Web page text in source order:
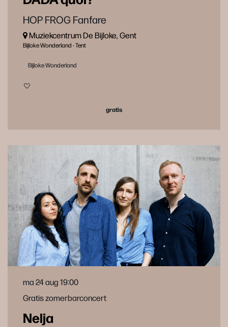
HOP FROG Fanfare
Muziekcentrum De Bijloke, Gent
Bijloke Wonderland - Tent
Bijloke Wonderland
gratis
Nelja
Gratis zomerbarconcert
ma 24 aug19:00